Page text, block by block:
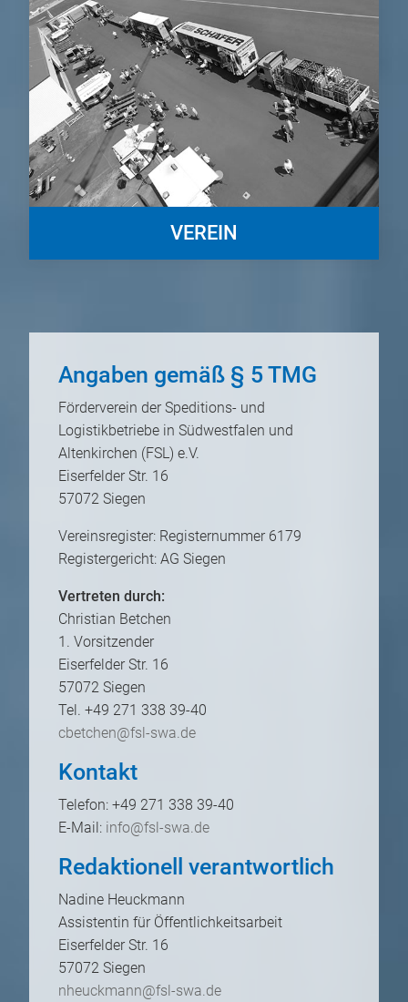
VEREIN
Angaben gemäß § 5 TMG
Förderverein der Speditions- und
Logistikbetriebe in Südwestfalen und
Altenkirchen (FSL) e.V.
Eiserfelder Str. 16
57072 Siegen
Vereinsregister: Registernummer 6179
Registergericht: AG Siegen
Vertreten durch:
Christian Betchen
1. Vorsitzender
Eiserfelder Str. 16
57072 Siegen
Tel. +49 271 338 39-40
cbetchen@fsl-swa.de
Kontakt
Telefon: +49 271 338 39-40
E-Mail: info@fsl-swa.de
Redaktionell verantwortlich
Nadine Heuckmann
Assistentin für Öffentlichkeitsarbeit
Eiserfelder Str. 16
57072 Siegen
nheuckmann@fsl-swa.de